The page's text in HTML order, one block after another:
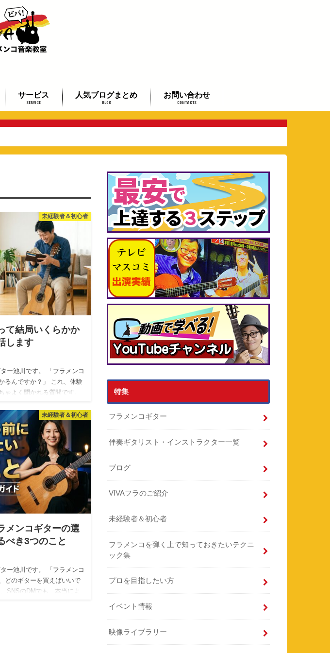
内
サービス
SERVICE
イベント情報
教材ミュージアム
フラメンコギター検定
最安で上達する3ステップ
人気ブログまとめ
BLOG
未経験者＆初心者まとめ
ギター経験者まとめ
プロを目指したい方まとめ
お問い合わせ
CONTACTS
よくあるご質問
全国のギタリストご紹介
芸術鑑賞会承ります
動画で学べるフラメンコ入門
講座
未経験者＆初心者
て結局いくらかか
します
ー池川です。 「フラメンコ
るんですか？」 これ、体験
ゃよく聞かれる質問です。
未経験者＆初心者
メンコギターの選
べき3つのこと
ー池川です。 「フラメンコ
どのギターを買えばいいで
SNSのDMでも、本当によ
特集
フラメンコギター
伴奏ギタリスト・インストラクター一覧
ブログ
VIVAフラのご紹介
未経験者＆初心者
フラメンコを弾く上で知っておきたいテクニ
ック集
プロを目指したい方
イベント情報
映像ライブラリー